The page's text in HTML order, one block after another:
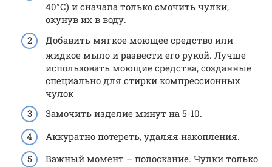
40°С) и сначала только смочить чулки,
окунув их в воду.
Добавить мягкое моющее средство или
жидкое мыло и развести его рукой. Лучше
использовать моющие средства, созданные
специально для стирки компрессионных
чулок
Замочить изделие минут на 5-10.
Аккуратно потереть, удаляя накопления.
Важный момент – полоскание. Чулки только